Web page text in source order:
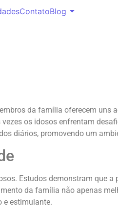
ContatoBlog
da família oferecem uns
os idosos enfrentam
diários, promovendo um
Estudos demonstram que
da família não apenas
e estimulante.